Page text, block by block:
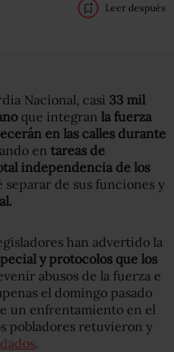
Leer después
Nacional, casi 33 mil
que integran la fuerza
en las calles durante
en tareas de
independencia de los
separar de sus funciones y
han advertido la
y protocolos que los
abusos de la fuerza e
el domingo pasado
un enfrentamiento en el
pobladores retuvieron y
.